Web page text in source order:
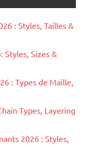
: Styles, Tailles &
Styles, Sizes &
: Types de Maille,
Types, Layering
2026 : Styles,